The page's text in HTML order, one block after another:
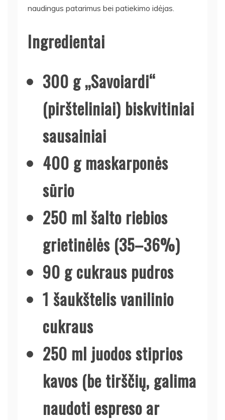
naudingus patarimus bei patiekimo idėjas.
Ingredientai
300 g „Savoiardi“
(piršteliniai) biskvitiniai
sausainiai
400 g maskarponės
sūrio
250 ml šalto riebios
grietinėlės (35–36%)
90 g cukraus pudros
1 šaukštelis vanilinio
cukraus
250 ml juodos stiprios
kavos (be tirščių, galima
naudoti espreso ar